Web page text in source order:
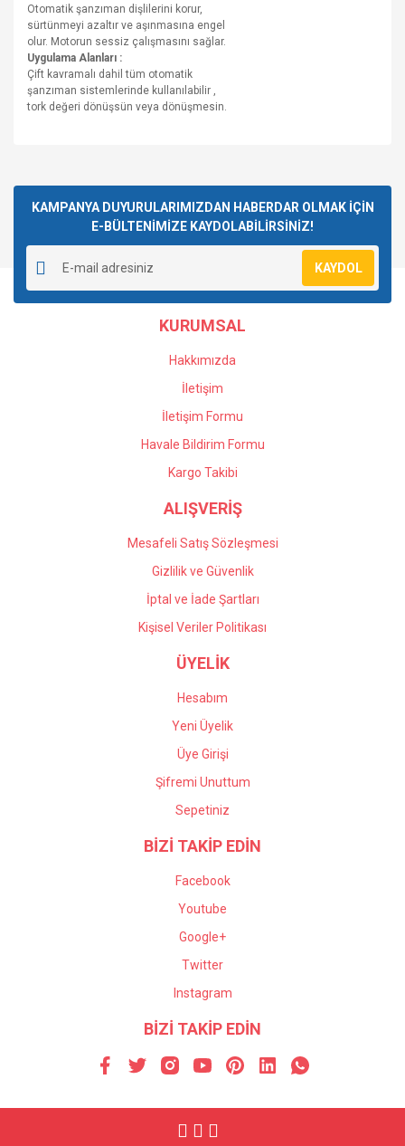
Otomatik şanzıman dişlilerini korur,
sürtünmeyi azaltır ve aşınmasına engel
olur. Motorun sessiz çalışmasını sağlar.
Uygulama Alanları :
Çift kavramalı dahil tüm otomatik
şanzıman sistemlerinde kullanılabilir ,
tork değeri dönüşsün veya dönüşmesin.
Yorum Yaz
kullanarak tarafımıza iletebilirsiniz.
Görüş ve önerileriniz için teşekkür ederiz.
Ürün resmi kalitesiz, bozuk veya görüntülenemiyor.
Ürün açıklamasında eksik bilgiler bulunuyor.
Ürün bilgilerinde hatalar bulunuyor.
Ürün fiyatı diğer sitelerden daha pahalı.
Gönder
KAMPANYA DUYURULARIMIZDAN HABERDAR OLMAK İÇİN
E-BÜLTENİMİZE KAYDOLABİLİRSİNİZ!
KAYDOL
KURUMSAL
Hakkımızda
İletişim
İletişim Formu
Havale Bildirim Formu
Kargo Takibi
ALIŞVERİŞ
Mesafeli Satış Sözleşmesi
Gizlilik ve Güvenlik
İptal ve İade Şartları
Kişisel Veriler Politikası
ÜYELİK
Hesabım
Yeni Üyelik
Üye Girişi
Şifremi Unuttum
Sepetiniz
BİZİ TAKİP EDİN
Facebook
Youtube
Google+
Twitter
Instagram
BİZİ TAKİP EDİN